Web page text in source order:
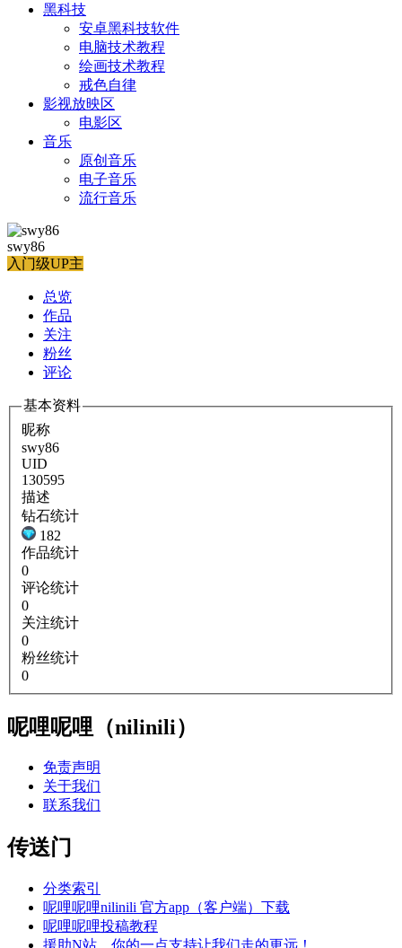
黑科技
安卓黑科技软件
电脑技术教程
绘画技术教程
戒色自律
影视放映区
电影区
音乐
原创音乐
电子音乐
流行音乐
swy86
入门级UP主
总览
作品
关注
粉丝
评论
基本资料
昵称
swy86
UID
130595
描述
钻石统计
182
作品统计
0
评论统计
0
关注统计
0
粉丝统计
0
呢哩呢哩（nilinili）
免责声明
关于我们
联系我们
传送门
分类索引
呢哩呢哩nilinili 官方app（客户端）下载
呢哩呢哩投稿教程